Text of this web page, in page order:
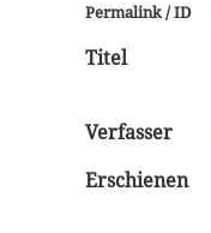
Permalink / ID
Titel
Verfasser
Erschienen